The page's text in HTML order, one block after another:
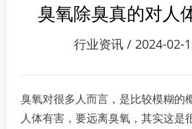
臭氧除臭真的对人
行业资讯 / 2024-02-
臭氧对很多人而言，是比较模糊的
人体有害，要远离臭氧，其实这是